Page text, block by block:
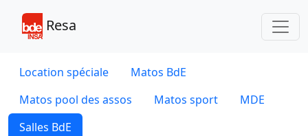
Resa
Location spéciale
Matos BdE
Matos pool des assos
Matos sport
MDE
Salles BdE